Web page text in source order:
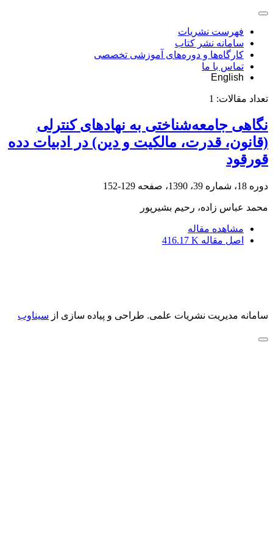
فهرست نشریات
سامانه نشر کتاب
کارگاه‌ها و دوره‌های آموزشی تخصصی
تماس با ما
English
تعداد مقالات: 1
نگاهی جامعه‌شناختی به نهادهای کنترلی
(قانون، قدرت، مالکیت و دین) در ادبیات دده
قورقود
دوره 18، شماره 39، 1390، صفحه 129-152
محمد عباس زاده، رحیم بشیرپور
مشاهده مقاله
اصل مقاله 416.17 K
سامانه مدیریت نشریات علمی. طراحی و پیاده سازی از سیناوب